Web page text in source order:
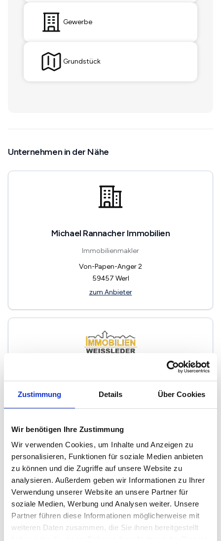
Zustimmung Details Über Cookies
Wir benötigen Ihre Zustimmung
Wir verwenden Cookies, um Inhalte und Anzeigen zu
personalisieren, Funktionen für soziale Medien anbieten
zu können und die Zugriffe auf unsere Website zu
analysieren. Außerdem geben wir Informationen zu Ihrer
Verwendung unserer Website an unsere Partner für
soziale Medien, Werbung und Analysen weiter. Unsere
Partner führen diese Informationen möglicherweise mit
weiteren Daten zusammen, die Sie ihnen bereitgestellt
Gewerbe
Grundstück
Unternehmen in der Nähe
Michael Rannacher Immobilien
Immobilienmakler
Von-Papen-Anger 2
59457 Werl
zum Anbieter
Weissleder Immobilien
Immobilienmakler
59423
Peter Nitz Immobilien